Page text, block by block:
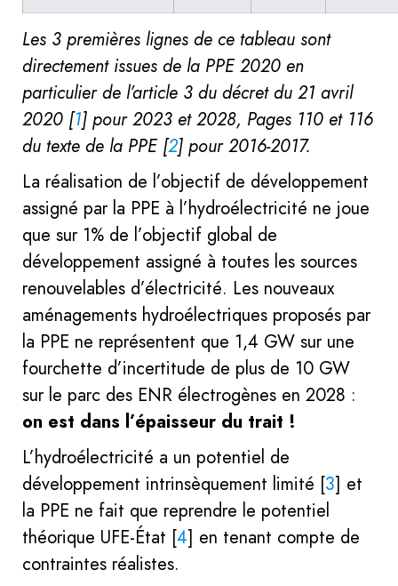
Les 3 premières lignes de ce tableau sont
directement issues de la PPE 2020 en
particulier de l’article 3 du décret du 21 avril
2020 [1] pour 2023 et 2028, Pages 110 et 116
du texte de la PPE[2] pour 2016-2017.
La réalisation de l’objectif de développement
assigné par la PPE à l’hydroélectricité ne joue
que sur 1% de l’objectif global de
développement assigné à toutes les sources
renouvelables d’électricité. Les nouveaux
aménagements hydroélectriques proposés par
la PPE ne représentent que 1,4 GW sur une
fourchette d’incertitude de plus de 10 GW
sur le parc des ENR électrogènes en 2028 :
on est dans l’épaisseur du trait !
L’hydroélectricité a un potentiel de
développement intrinsèquement limité [3] et
la PPE ne fait que reprendre le potentiel
théorique UFE-État [4] en tenant compte de
contraintes réalistes.